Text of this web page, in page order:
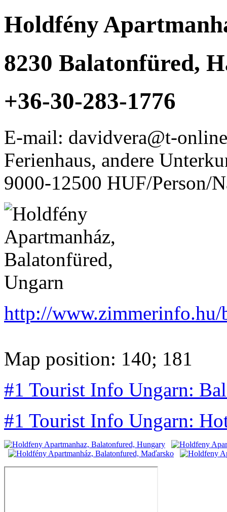
Holdfény
8230 Balatonfüred,
+36-30-283-1776
E-mail: davidvera@t-
Ferienhaus, andere
9000-12500 HUF/Person/
http://
Map position: 140; 181
#1 Tourist Info Ungarn:
#1 Tourist Info Ungarn: